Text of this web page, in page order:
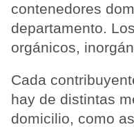
contenedores
departamento.
orgánicos,
Cada
hay de distintas
domicilio, como